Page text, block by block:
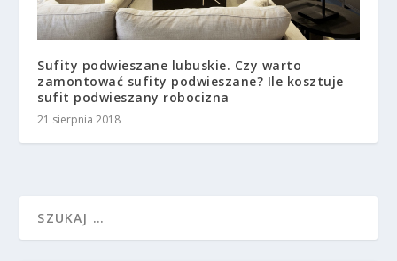
Sufity podwieszane lubuskie. Czy warto
zamontować sufity podwieszane? Ile kosztuje
sufit podwieszany robocizna
21 sierpnia 2018